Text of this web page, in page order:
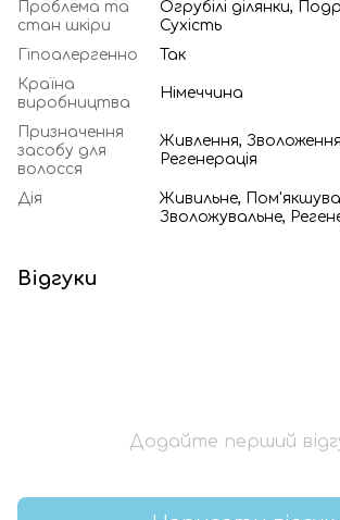
Проблема та
стан шкіри
Огрубілі ділянки,
Сухість
Гіпоалергенно
Так
Країна
виробництва
Німеччина
Призначення
засобу для
волосся
Живлення,
Регенерація
Дія
Живильне,
Зволожувальне,
Відгуки
Додайте перший